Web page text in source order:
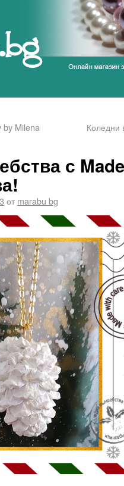
by Milena
Коледни
с
от marabu bg